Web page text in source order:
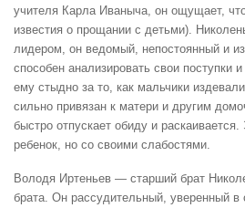
учителя Карла Иваныча, он ощущает,
известия о прощании с детьми).
лидером, он ведомый, непостоянный и
способен анализировать свои поступки
ему стыдно за то, как мальчики
сильно привязан к матери и другим
быстро отпускает обиду и
ребенок, но со своими слабостями.
Володя Иртеньев — старший брат
брата. Он рассудительный, уверенный